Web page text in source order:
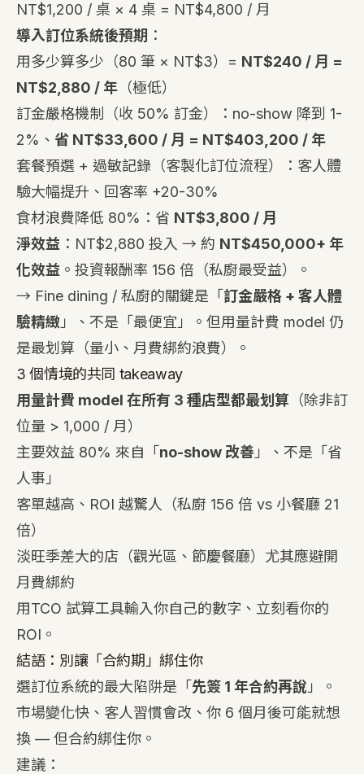
NT$1,200 / 桌 × 4 桌 = NT$4,800 / 月
導入訂位系統後預期 ：
用多少算多少（80 筆 × NT$3）= NT$240 / 月 =
NT$2,880 / 年 （極低）
訂金嚴格機制（收 50% 訂金）：no-show 降到 1-
2%、 省 NT$33,600 / 月 = NT$403,200 / 年
套餐預選 + 過敏記錄（客製化訂位流程）：客人體
驗大幅提升、回客率 +20-30%
食材浪費降低 80%：省 NT$3,800 / 月
淨效益 ：NT$2,880 投入 → 約 NT$450,000+ 年
化效益 。投資報酬率 156 倍（私廚最受益）。
→ Fine dining / 私廚的關鍵是「 訂金嚴格 + 客人體
驗精緻 」、不是「最便宜」。但用量計費 model 仍
是最划算（量小、月費綁約浪費）。
3 個情境的共同 takeaway
用量計費 model 在所有 3 種店型都最划算 （除非訂
位量 > 1,000 / 月）
主要效益 80% 來自「 no-show 改善 」、不是「省
人事」
客單越高、ROI 越驚人（私廚 156 倍 vs 小餐廳 21
倍）
淡旺季差大的店（觀光區、節慶餐廳）尤其應避開
月費綁約
用TCO 試算工具輸入你自己的數字、立刻看你的
ROI。
結語：別讓「合約期」綁住你
選訂位系統的最大陷阱是「 先簽 1 年合約再說 」。
市場變化快、客人習慣會改、你 6 個月後可能就想
換 — 但合約綁住你。
建議：